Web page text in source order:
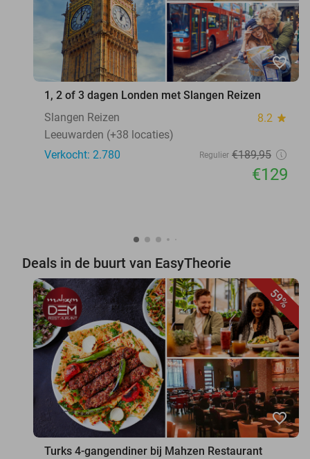
favorite_border
1, 2 of 3 dagen Londen met Slangen Reizen
Slangen Reizen
8.2 star
Leeuwarden (+38 locaties)
Verkocht: 2.780
Regulier €189,95
€129
Deals in de buurt van EasyTheorie
59%
favorite_border
Turks 4-gangendiner bij Mahzen Restaurant